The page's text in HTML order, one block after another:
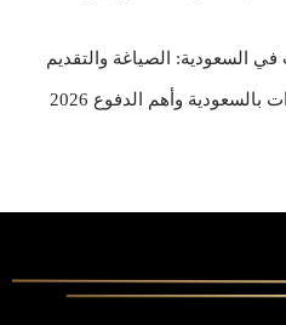
السعودية: الصياغة والتقديم
وأهم الدفوع 2026